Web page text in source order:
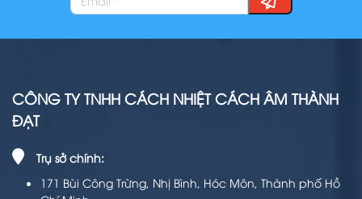
CÔNG TY TNHH CÁCH NHIỆT CÁCH ÂM THÀNH
ĐẠT
Trụ sở chính:
171 Bùi Công Trừng, Nhị Bình, Hóc Môn, Thành phố Hồ